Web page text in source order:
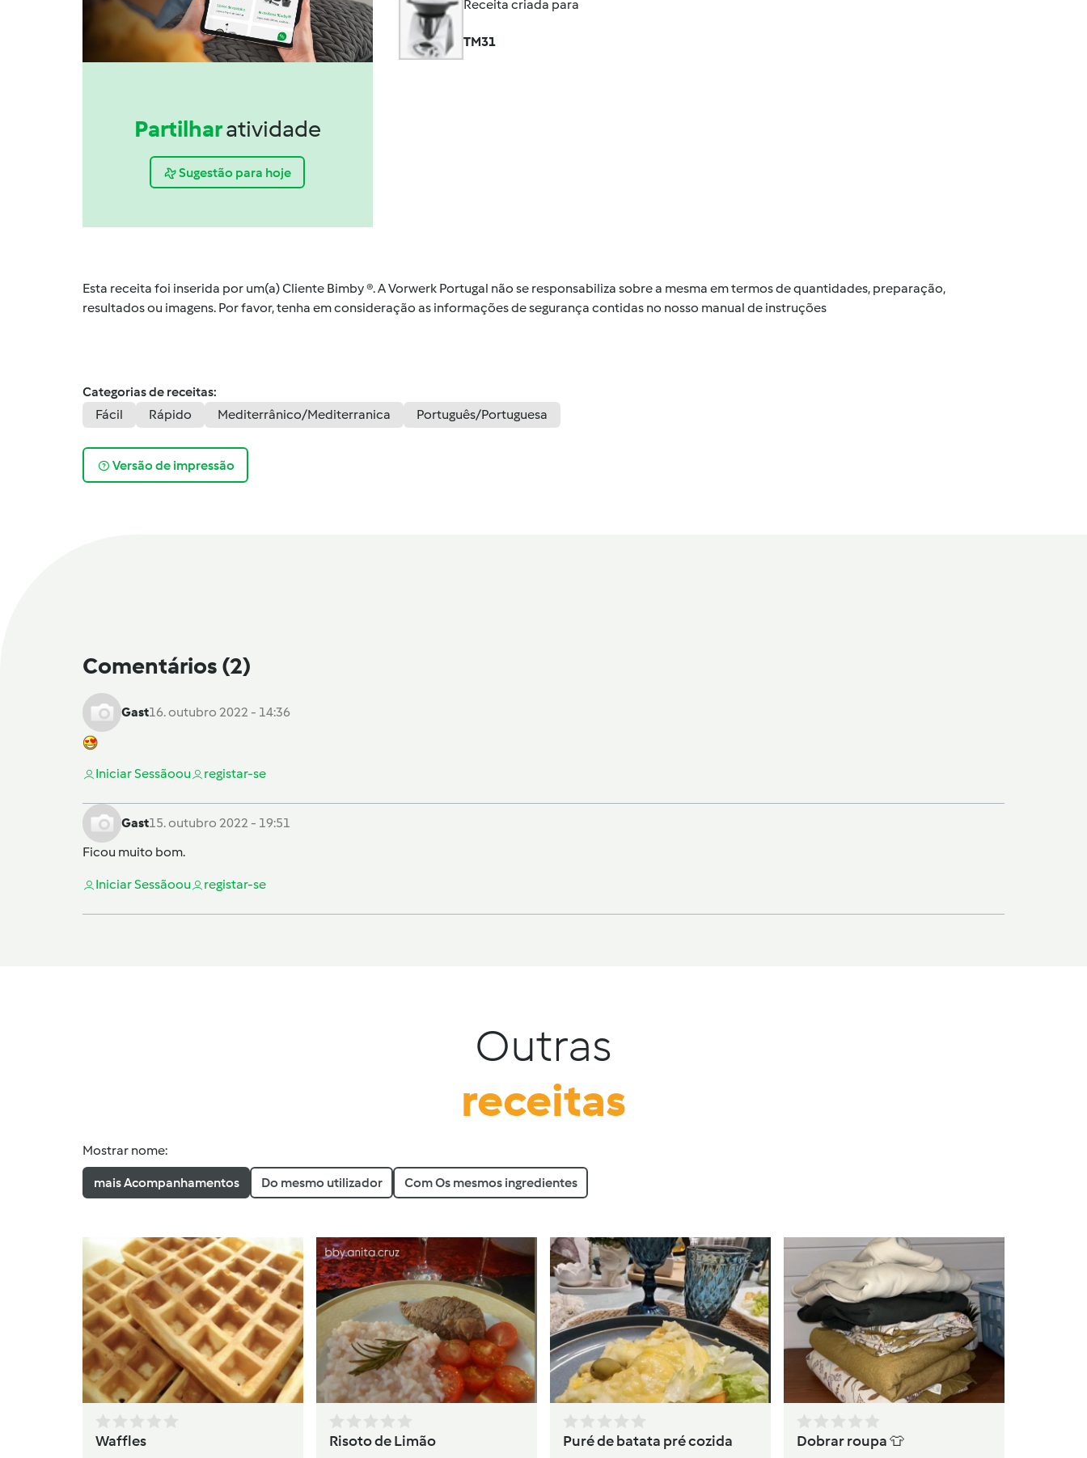
Partilharatividade
Sugestão para hoje
Receita criada para
TM31
Esta receita foi inserida por um(a) Cliente Bimby ®. A Vorwerk Portugal não se responsabiliza sobre a mesma em termos de quantidades, preparação,
resultados ou imagens. Por favor, tenha em consideração as informações de segurança contidas no nosso manual de instruções
Categorias de receitas:
Fácil
Rápido Mediterrânico/Mediterranica Português/Portuguesa
Versão de impressão
Comentários (2)
Gast16. outubro 2022 - 14:36
Iniciar Sessãoou registar-se
Gast15. outubro 2022 - 19:51
Ficou muito bom.
Iniciar Sessãoou registar-se
Outras
receitas
Mostrar nome:
mais Acompanhamentos Do mesmo utilizador Com Os mesmos ingredientes
Waffles Risoto de Limão Puré de batata pré cozida Dobrar roupa 👕